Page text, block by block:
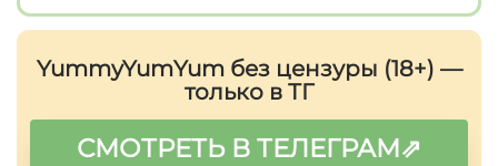
YummyYumYum без цензуры (18+) —
только в ТГ
СМОТРЕТЬ В ТЕЛЕГРАМ⇗